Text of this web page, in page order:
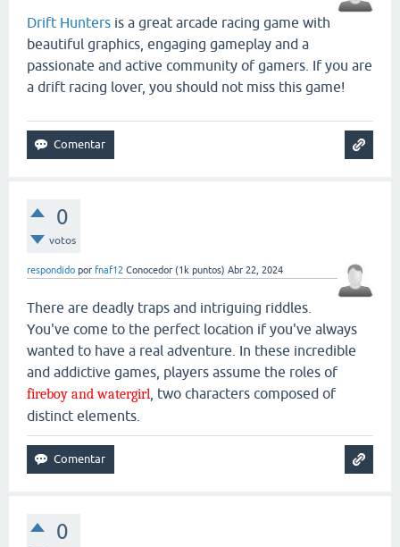
Drift Hunters is a great arcade racing game with
beautiful graphics, engaging gameplay and a
passionate and active community of gamers. If you are
a drift racing lover, you should not miss this game!
0
votos
respondido por fnaf12 Conocedor (1k puntos) Abr 22, 2024
There are deadly traps and intriguing riddles.
You've come to the perfect location if you've always
wanted to have a real adventure. In these incredible
and addictive games, players assume the roles of
fireboy and watergirl , two characters composed of
distinct elements.
0